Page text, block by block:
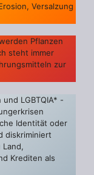
Versalzung
Pflanzen
steht immer
zur
und LGBTQIA* -
Identität oder
diskriminiert
Krediten als